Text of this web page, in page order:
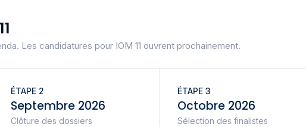
Les candidatures pour IOM 11 ouvrent prochainement.
ÉTAPE 2
Septembre 2026
Clôture des dossiers
ÉTAPE 3
Octobre 2026
Sélection des finalistes